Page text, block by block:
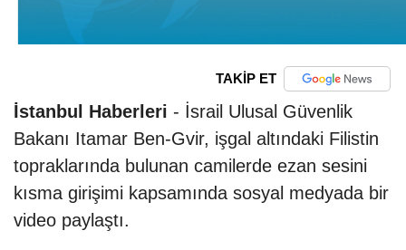
TAKİP ET
İstanbul Haberleri - İsrail Ulusal Güvenlik
Bakanı Itamar Ben-Gvir, işgal altındaki Filistin
topraklarında bulunan camilerde ezan sesini
kısma girişimi kapsamında sosyal medyada bir
video paylaştı.